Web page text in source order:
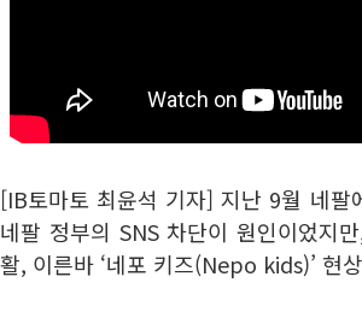
[IB토마토 최윤석 기자] 지난 9월 네팔
네팔 정부의 SNS 차단이 원인이었지
활, 이른바 ‘네포 키즈(Nepo kids)’ 현